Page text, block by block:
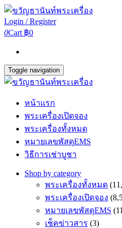
Login / Register
0Cart ฿0
Toggle navigation
หน้าแรก
พระเครื่องเปิดจอง
พระเครื่องทั้งหมด
หมายเลขพัสดุEMS
วิธีการเช่าบูชา
Shop by category
พระเครื่องทั้งหมด
พระเครื่องเปิดจอง
หมายเลขพัสดุEMS
เช็คข่าวสาร (3)